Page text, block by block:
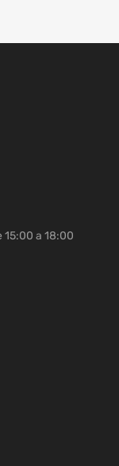
15:00 a 18:00